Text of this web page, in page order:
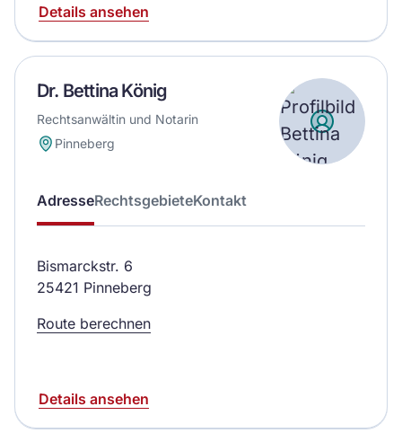
Details ansehen
Dr. Bettina König
Rechtsanwältin und Notarin
Pinneberg
AdresseRechtsgebieteKontakt
Bismarckstr. 6
25421 Pinneberg
Route berechnen
Details ansehen